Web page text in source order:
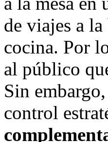
de viajes a
cocina. Por
al público
Sin
control